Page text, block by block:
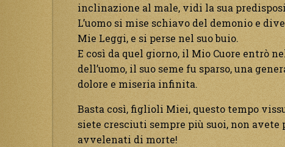
inclinazione al male, vidi la sua
L’uomo si mise schiavo del demonio e
Mie Leggi, e si perse nel suo buio.
E così da quel giorno, il Mio Cuore entrò
dell’uomo, il suo seme fu sparso, una
dolore e miseria infinita.
Basta così, figlioli Miei, questo tempo
siete cresciuti sempre più suoi, non
avvelenati di morte!